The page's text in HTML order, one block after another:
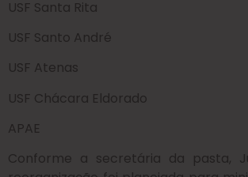
USF Santa Rita
USF Santo André
USF Atenas
USF Chácara Eldorado
APAE
Conforme a secretária da pasta,